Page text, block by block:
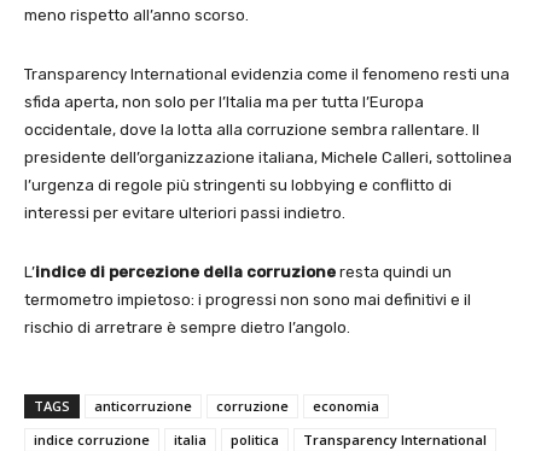
meno rispetto all’anno scorso.
Transparency International evidenzia come il fenomeno resti una
sfida aperta, non solo per l’Italia ma per tutta l’Europa
occidentale, dove la lotta alla corruzione sembra rallentare. Il
presidente dell’organizzazione italiana, Michele Calleri, sottolinea
l’urgenza di regole più stringenti su lobbying e conflitto di
interessi per evitare ulteriori passi indietro.
L’indice di percezione della corruzione resta quindi un
termometro impietoso: i progressi non sono mai definitivi e il
rischio di arretrare è sempre dietro l’angolo.
TAGS anticorruzione corruzione
economia
indice corruzione
italia politica
Transparency International